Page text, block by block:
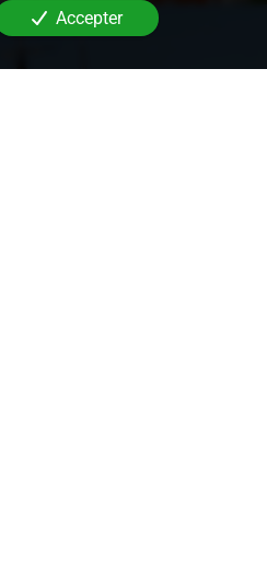
Accepter